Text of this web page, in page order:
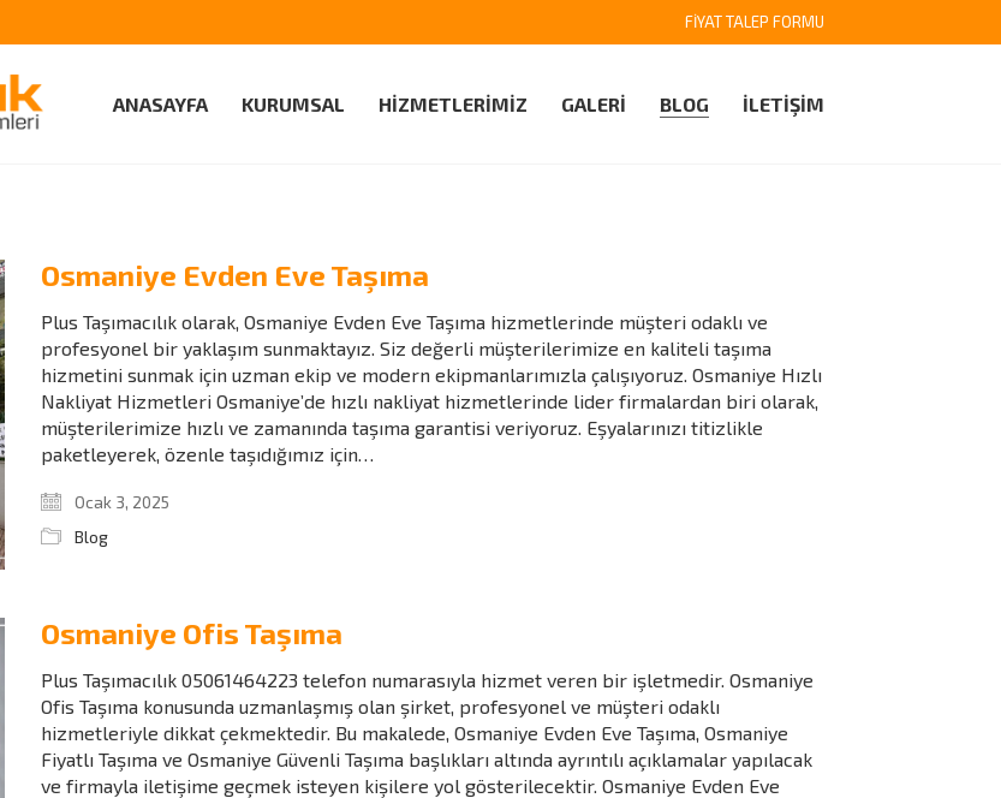
FİYAT TALEP FORMU
ANASAYFA KURUMSAL HİZMETLERİMİZ GALERİ BLOG İLETİŞİM
Osmaniye Evden Eve Taşıma
Plus Taşımacılık olarak, Osmaniye Evden Eve Taşıma hizmetlerinde müşteri odaklı ve
profesyonel bir yaklaşım sunmaktayız. Siz değerli müşterilerimize en kaliteli taşıma
hizmetini sunmak için uzman ekip ve modern ekipmanlarımızla çalışıyoruz. Osmaniye Hızlı
Nakliyat Hizmetleri Osmaniye’de hızlı nakliyat hizmetlerinde lider firmalardan biri olarak,
müşterilerimize hızlı ve zamanında taşıma garantisi veriyoruz. Eşyalarınızı titizlikle
paketleyerek, özenle taşıdığımız için…
Ocak 3, 2025
Blog
Osmaniye Ofis Taşıma
Plus Taşımacılık 05061464223 telefon numarasıyla hizmet veren bir işletmedir. Osmaniye
Ofis Taşıma konusunda uzmanlaşmış olan şirket, profesyonel ve müşteri odaklı
hizmetleriyle dikkat çekmektedir. Bu makalede, Osmaniye Evden Eve Taşıma, Osmaniye
Fiyatlı Taşıma ve Osmaniye Güvenli Taşıma başlıkları altında ayrıntılı açıklamalar yapılacak
ve firmayla iletişime geçmek isteyen kişilere yol gösterilecektir. Osmaniye Evden Eve